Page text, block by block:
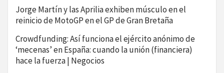
Jorge Martín y las Aprilia exhiben músculo en el
reinicio de MotoGP en el GP de Gran Bretaña
Crowdfunding: Así funciona el ejército anónimo de
‘mecenas’ en España: cuando la unión (financiera)
hace la fuerza | Negocios